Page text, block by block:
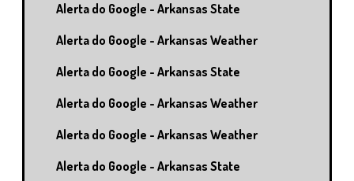
Alerta do Google - Arkansas State
Alerta do Google - Arkansas Weather
Alerta do Google - Arkansas State
Alerta do Google - Arkansas Weather
Alerta do Google - Arkansas Weather
Alerta do Google - Arkansas State